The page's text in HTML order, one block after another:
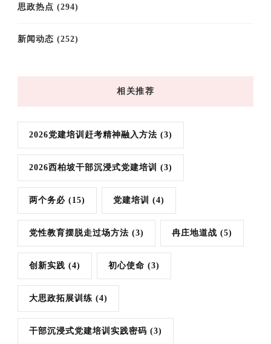
思政热点 (294)
新闻动态 (252)
相关推荐
2026党建培训赶考精神融入方法 (3)
2026西柏坡干部沉浸式党建培训 (3)
两个务必 (15) 党建培训 (4)
党性教育摆脱走过场方法 (3) 冉庄地道战 (5)
创新实践 (4) 初心使命 (3)
大思政拓展训练 (4)
干部沉浸式党建培训实践密码 (3)